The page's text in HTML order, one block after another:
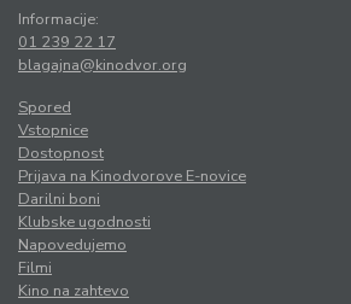
Informacije:
01 239 22 17
blagajna@kinodvor.org
Spored
Vstopnice
Dostopnost
Prijava na Kinodvorove E-novice
Darilni boni
Klubske ugodnosti
Napovedujemo
Filmi
Kino na zahtevo